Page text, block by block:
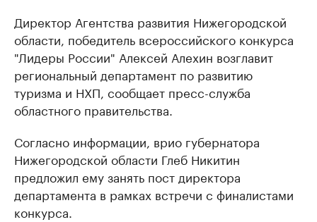
Директор Агентства развития Нижегородской
области, победитель всероссийского конкурса
"Лидеры России" Алексей Алехин ​возглавит
региональный департамент по развитию
туризма и НХП, сообщает пресс-служба
областного правительства.
Согласно информации, врио губернатора
Нижегородской области Глеб Никитин
предложил ему занять пост директора
департамента в рамках встречи с финалистами
конкурса.